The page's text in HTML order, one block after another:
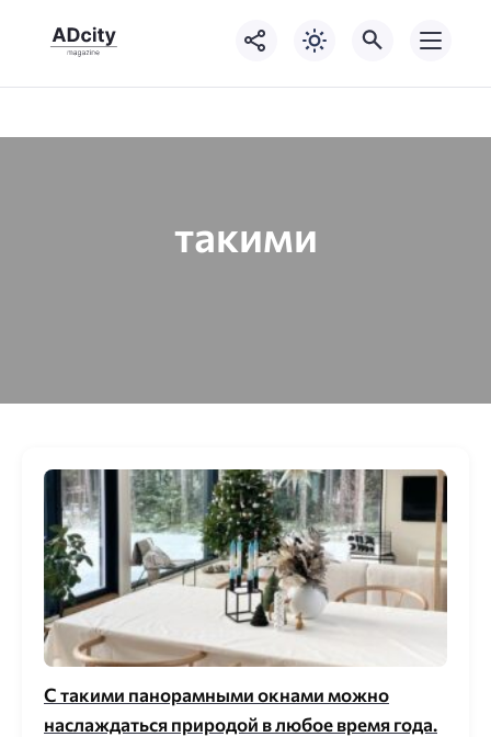
такими
С такими панорамными окнами можно
наслаждаться природой в любое время года.